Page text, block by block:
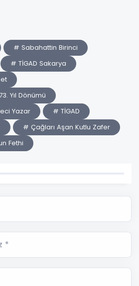
# Sabahattin Birinci
# TİGAD Sakarya
Yıl Dönümü
Yazar
# TİGAD
# Çağları Aşan Kutlu Zafer
Fethi
*